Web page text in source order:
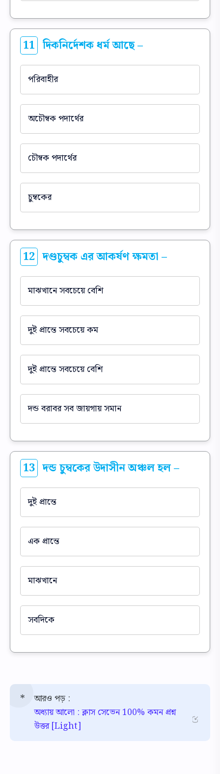
11 দিকনির্দেশক ধর্ম আছে –
পরিবাহীর
অচৌম্বক পদার্থের
চৌম্বক পদার্থের
চুম্বকের
12 দণ্ডচুম্বক এর আকর্ষণ ক্ষমতা –
মাঝখানে সবচেয়ে বেশি
দুই প্রান্তে সবচেয়ে কম
দুই প্রান্তে সবচেয়ে বেশি
দন্ড বরাবর সব জায়গায় সমান
13 দন্ড চুম্বকের উদাসীন অঞ্চল হল –
দুই প্রান্তে
এক প্রান্তে
মাঝখানে
সবদিকে
আরও পড় :
অধ্যায় আলো : ক্লাস সেভেন 100% কমন প্রশ্ন
উত্তর [Light]